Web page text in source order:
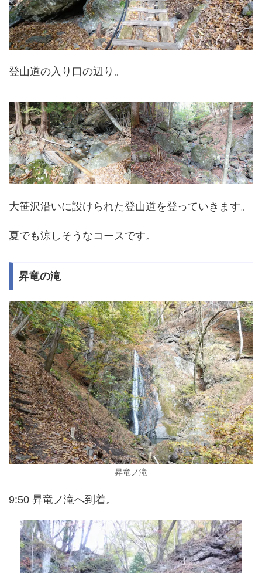
登山道の入り口の辺り。
大笹沢沿いに設けられた登山道を登っていきます。
夏でも涼しそうなコースです。
昇竜の滝
昇竜ノ滝
9:50 昇竜ノ滝へ到着。